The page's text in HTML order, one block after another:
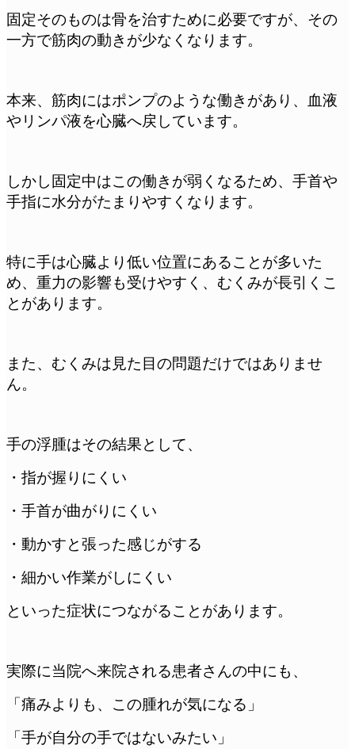
固定そのものは骨を治すために必要ですが、その
一方で筋肉の動きが少なくなります。
本来、筋肉にはポンプのような働きがあり、血液
やリンパ液を心臓へ戻しています。
しかし固定中はこの働きが弱くなるため、手首や
手指に水分がたまりやすくなります。
特に手は心臓より低い位置にあることが多いた
め、重力の影響も受けやすく、むくみが長引くこ
とがあります。
また、むくみは見た目の問題だけではありませ
ん。
手の浮腫はその結果として、
・指が握りにくい
・手首が曲がりにくい
・動かすと張った感じがする
・細かい作業がしにくい
といった症状につながることがあります。
実際に当院へ来院される患者さんの中にも、
「痛みよりも、この腫れが気になる」
「手が自分の手ではないみたい」